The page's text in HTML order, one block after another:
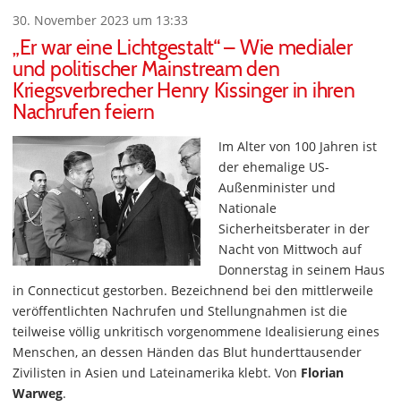
30. November 2023 um 13:33
„Er war eine Lichtgestalt“ – Wie medialer
und politischer Mainstream den
Kriegsverbrecher Henry Kissinger in ihren
Nachrufen feiern
Im Alter von 100 Jahren ist
der ehemalige US-
Außenminister und
Nationale
Sicherheitsberater in der
Nacht von Mittwoch auf
Donnerstag in seinem Haus
in Connecticut gestorben. Bezeichnend bei den mittlerweile
veröffentlichten Nachrufen und Stellungnahmen ist die
teilweise völlig unkritisch vorgenommene Idealisierung eines
Menschen, an dessen Händen das Blut hunderttausender
Zivilisten in Asien und Lateinamerika klebt. Von Florian
Warweg.